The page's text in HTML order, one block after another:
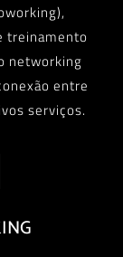
treinamento
networking
entre
serviços.